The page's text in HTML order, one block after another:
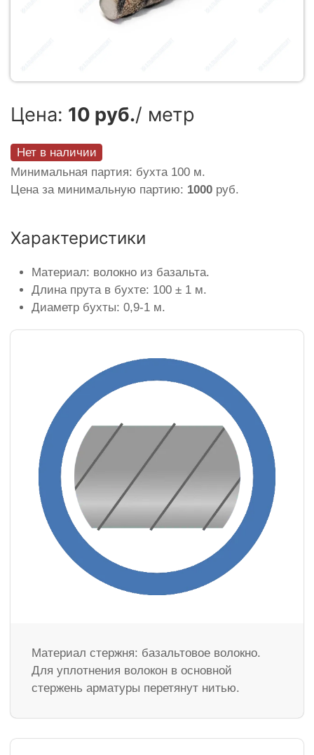
Цена: 10 руб./ метр
Нет в наличии
Минимальная партия: бухта 100 м.
Цена за минимальную партию: 1000 руб.
Характеристики
Материал: волокно из базальта.
Длина прута в бухте: 100 ± 1 м.
Диаметр бухты: 0,9-1 м.
Материал стержня: базальтовое волокно.
Для уплотнения волокон в основной
стержень арматуры перетянут нитью.